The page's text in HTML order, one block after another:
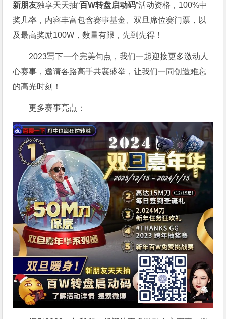
新朋友独享天天抽“百W转盘启动码”活动资格，100%中
奖几率，内容丰富包含赛事基金、双旦席位赛门票，以
及最高奖励100W，数量有限，先到先得！
2023写下一个完美句点，我们一起迎接更多激动人
心赛事，邀请各路高手共襄盛举，让我们一同创造难忘
的高光时刻！
更多赛事亮点：